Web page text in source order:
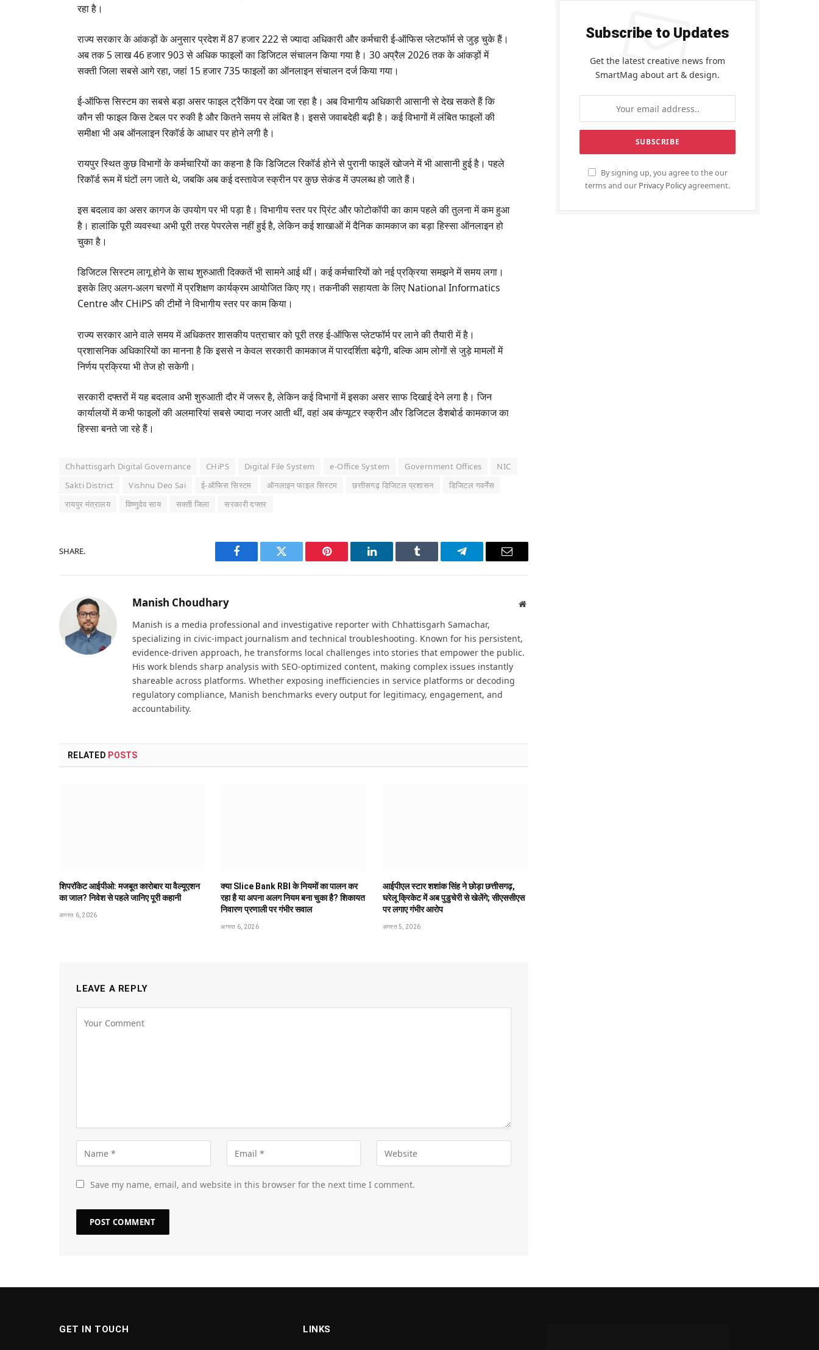
रहा है।
राज्य सरकार के आंकड़ों के अनुसार प्रदेश में 87 हजार 222 से ज्यादा अधिकारी और कर्मचारी ई-ऑफिस प्लेटफॉर्म से जुड़ चुके हैं।
अब तक 5 लाख 46 हजार 903 से अधिक फाइलों का डिजिटल संचालन किया गया है। 30 अप्रैल 2026 तक के आंकड़ों में
सक्ती जिला सबसे आगे रहा, जहां 15 हजार 735 फाइलों का ऑनलाइन संचालन दर्ज किया गया।
ई-ऑफिस सिस्टम का सबसे बड़ा असर फाइल ट्रैकिंग पर देखा जा रहा है। अब विभागीय अधिकारी आसानी से देख सकते हैं कि
कौन सी फाइल किस टेबल पर रुकी है और कितने समय से लंबित है। इससे जवाबदेही बढ़ी है। कई विभागों में लंबित फाइलों की
समीक्षा भी अब ऑनलाइन रिकॉर्ड के आधार पर होने लगी है।
रायपुर स्थित कुछ विभागों के कर्मचारियों का कहना है कि डिजिटल रिकॉर्ड होने से पुरानी फाइलें खोजने में भी आसानी हुई है। पहले
रिकॉर्ड रूम में घंटों लग जाते थे, जबकि अब कई दस्तावेज स्क्रीन पर कुछ सेकंड में उपलब्ध हो जाते हैं।
इस बदलाव का असर कागज के उपयोग पर भी पड़ा है। विभागीय स्तर पर प्रिंट और फोटोकॉपी का काम पहले की तुलना में कम हुआ
है। हालांकि पूरी व्यवस्था अभी पूरी तरह पेपरलेस नहीं हुई है, लेकिन कई शाखाओं में दैनिक कामकाज का बड़ा हिस्सा ऑनलाइन हो
चुका है।
डिजिटल सिस्टम लागू होने के साथ शुरुआती दिक्कतें भी सामने आई थीं। कई कर्मचारियों को नई प्रक्रिया समझने में समय लगा।
इसके लिए अलग-अलग चरणों में प्रशिक्षण कार्यक्रम आयोजित किए गए। तकनीकी सहायता के लिए National Informatics
Centre और CHiPS की टीमों ने विभागीय स्तर पर काम किया।
राज्य सरकार आने वाले समय में अधिकतर शासकीय पत्राचार को पूरी तरह ई-ऑफिस प्लेटफॉर्म पर लाने की तैयारी में है।
प्रशासनिक अधिकारियों का मानना है कि इससे न केवल सरकारी कामकाज में पारदर्शिता बढ़ेगी, बल्कि आम लोगों से जुड़े मामलों में
निर्णय प्रक्रिया भी तेज हो सकेगी।
सरकारी दफ्तरों में यह बदलाव अभी शुरुआती दौर में जरूर है, लेकिन कई विभागों में इसका असर साफ दिखाई देने लगा है। जिन
कार्यालयों में कभी फाइलों की अलमारियां सबसे ज्यादा नजर आती थीं, वहां अब कंप्यूटर स्क्रीन और डिजिटल डैशबोर्ड कामकाज का
हिस्सा बनते जा रहे हैं।
Chhattisgarh Digital Governance CHiPS Digital File System e-Office System Government Offices
NIC
Sakti District
Vishnu Deo Sai ई-ऑफिस सिस्टम ऑनलाइन फाइल सिस्टम छत्तीसगढ़ डिजिटल प्रशासन
डिजिटल गवर्नेंस
रायपुर मंत्रालय
विष्णुदेव साय सक्ती जिला सरकारी दफ्तर
SHARE.
Facebook Twitter Pinterest LinkedIn Tumblr Telegram Email
Manish Choudhary Website
Manish is a media professional and investigative reporter with Chhattisgarh Samachar,
specializing in civic-impact journalism and technical troubleshooting. Known for his persistent,
evidence-driven approach, he transforms local challenges into stories that empower the public.
His work blends sharp analysis with SEO-optimized content, making complex issues instantly
shareable across platforms. Whether exposing inefficiencies in service platforms or decoding
regulatory compliance, Manish benchmarks every output for legitimacy, engagement, and
accountability.
RELATED POSTS
शिपरॉकेट आईपीओ: मजबूत कारोबार या वैल्यूएशन
का जाल? निवेश से पहले जानिए पूरी कहानी
अगस्त 6, 2026
क्या Slice Bank RBI के नियमों का पालन कर
रहा है या अपना अलग नियम बना चुका है? शिकायत
निवारण प्रणाली पर गंभीर सवाल
अगस्त 6, 2026
आईपीएल स्टार शशांक सिंह ने छोड़ा छत्तीसगढ़,
घरेलू क्रिकेट में अब पुडुचेरी से खेलेंगे; सीएससीएस
पर लगाए गंभीर आरोप
अगस्त 5, 2026
LEAVE A REPLY
Save my name, email, and website in this browser for the next time I comment.
Subscribe to Updates
Get the latest creative news from
SmartMag about art & design.
By signing up, you agree to the our
terms and our Privacy Policyagreement.
GET IN TOUCH LINKS